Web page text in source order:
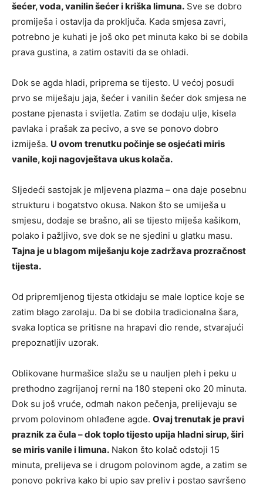
šećer, voda, vanilin šećer i kriška limuna. Sve se dobro
promiješa i ostavlja da proključa. Kada smjesa zavri,
potrebno je kuhati je još oko pet minuta kako bi se dobila
prava gustina, a zatim ostaviti da se ohladi.
Dok se agda hladi, priprema se tijesto. U većoj posudi
prvo se miješaju jaja, šećer i vanilin šećer dok smjesa ne
postane pjenasta i svijetla. Zatim se dodaju ulje, kisela
pavlaka i prašak za pecivo, a sve se ponovo dobro
izmiješa. U ovom trenutku počinje se osjećati miris
vanile, koji nagovještava ukus kolača.
Sljedeći sastojak je mljevena plazma – ona daje posebnu
strukturu i bogatstvo okusa. Nakon što se umiješa u
smjesu, dodaje se brašno, ali se tijesto miješa kašikom,
polako i pažljivo, sve dok se ne sjedini u glatku masu.
Tajna je u blagom miješanju koje zadržava prozračnost
tijesta.
Od pripremljenog tijesta otkidaju se male loptice koje se
zatim blago zarolaju. Da bi se dobila tradicionalna šara,
svaka loptica se pritisne na hrapavi dio rende, stvarajući
prepoznatljiv uzorak.
Oblikovane hurmašice slažu se u nauljen pleh i peku u
prethodno zagrijanoj rerni na 180 stepeni oko 20 minuta.
Dok su još vruće, odmah nakon pečenja, prelijevaju se
prvom polovinom ohlađene agde. Ovaj trenutak je pravi
praznik za čula – dok toplo tijesto upija hladni sirup, širi
se miris vanile i limuna. Nakon što kolač odstoji 15
minuta, prelijeva se i drugom polovinom agde, a zatim se
ponovo pokriva kako bi upio sav preliv i postao savršeno